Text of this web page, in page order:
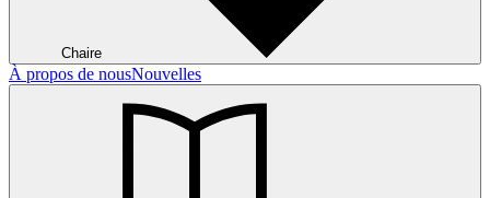
Chaire
À propos de nousNouvelles